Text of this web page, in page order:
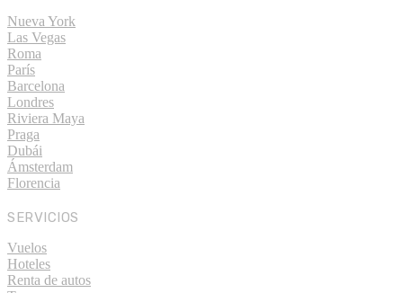
Nueva York
Las Vegas
Roma
París
Barcelona
Londres
Riviera Maya
Praga
Dubái
Ámsterdam
Florencia
SERVICIOS
Vuelos
Hoteles
Renta de autos